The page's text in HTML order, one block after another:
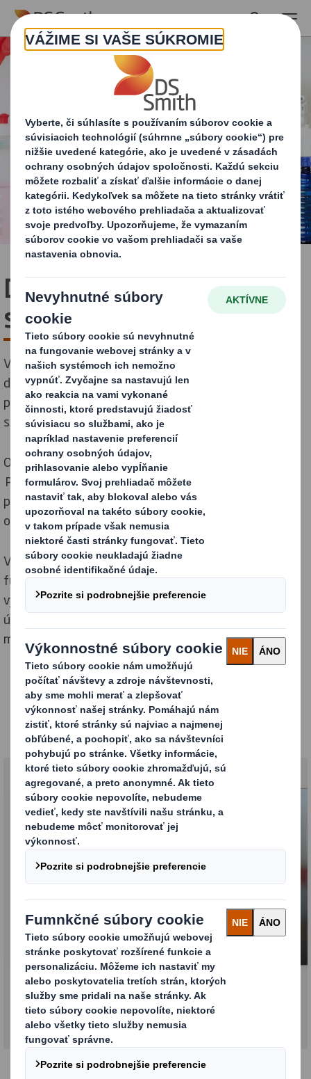
Skip to main content
Domácnosť & Osobná
starostlivosť
Vďaka našej spolupráci s maloobchodnými
distribútormi neustále vyvíjame nové obalové riešenia
pre odvetvie starostlivosť o domácnosť a osobná
starostlivosť.
Objavte naše prepravné obaly, obaly pre maloobchod,
POP a ďalšie obaly, ktoré vyhovujú špecifickým
požiadavkám trhu starostlivosti o domácnosť a
osobnej starostlivosti.
V posledných rokoch sa trh zameriaval na potrebu
funkčných obalov. Je však nevyhnutné, aby tieto
výrobky vyčnievali z nekonečného radu vôní, aplikácií a
účelov. To vytvára potrebu pre vznik ešte
modulárnejších a inovatívnejších obalov.
Obaly pre Domácnosť &
Osobná starostlivosť
Maloobchodné balenie